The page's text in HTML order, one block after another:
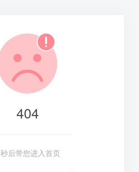
404
秒后带您进入首页